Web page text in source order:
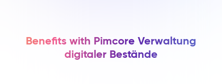
Benefits with Pimcore Verwaltung
digitaler Bestände